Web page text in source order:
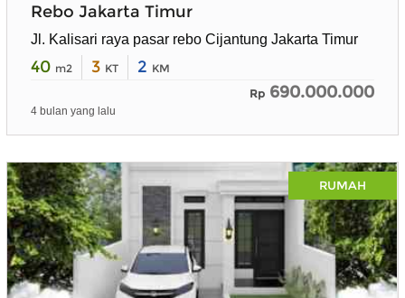
Rebo Jakarta Timur
Jl. Kalisari raya pasar rebo Cijantung Jakarta Timur
40 m2 3 KT 2 KM
Rp 690.000.000
4 bulan yang lalu
RUMAH